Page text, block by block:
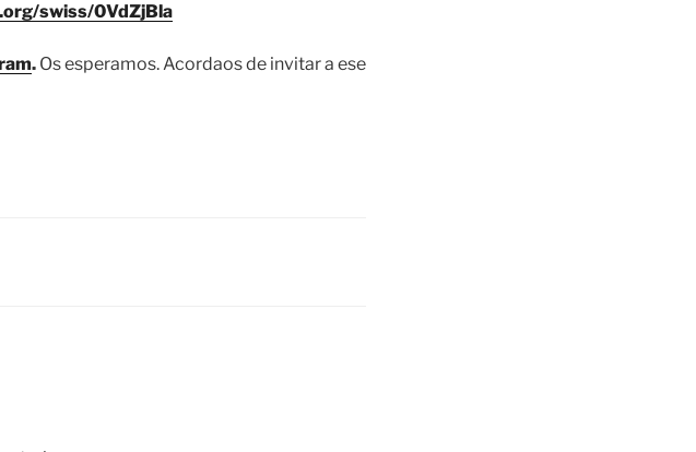
swiss/0VdZjBla
. Os esperamos. Acordaos de invitar a ese